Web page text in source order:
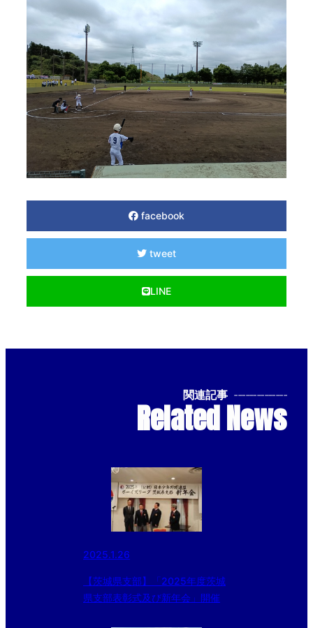
facebook
tweet
LINE
関連記事 --------------
Related News
2025.1.26
【茨城県支部】「2025年度茨城
県支部表彰式及び新年会」開催